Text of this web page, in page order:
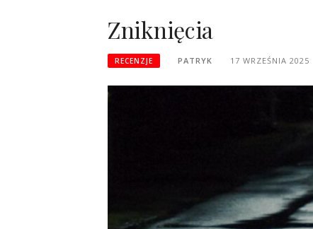
Zniknięcia
RECENZJE PATRYK 17 WRZEŚNIA 2025